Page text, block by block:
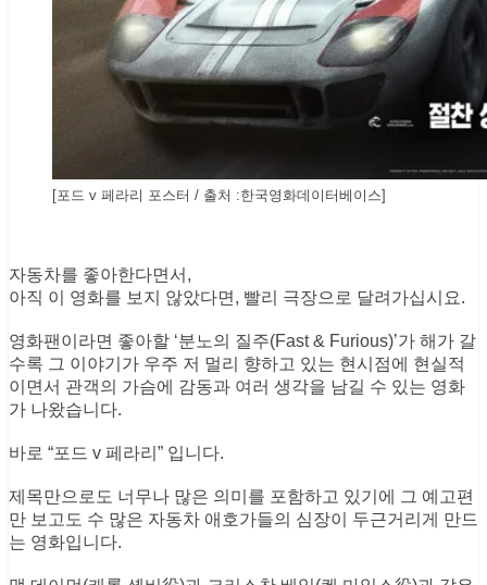
자동차를 좋아한다면서,
아직 이 영화를 보지 않았다면, 빨리 극장으로 달려가십시요.
영화팬이라면 좋아할 ‘분노의 질주(Fast & Furious)’가 해가 갈
이면서 관객의 가슴에 감동과 여러 생각을 남길 수 있는 영화
가 나왔습니다.
제목만으로도 너무나 많은 의미를 포함하고 있기에 그 예고편
만 보고도 수 많은 자동차 애호가들의 심장이 두근거리게 만드
맷 데이먼(캐롤 셸비役)과 크리스찬 베일(켄 마일스役)과 같은
배우가 화면을 가득 채우고 우렁찬 자연흡기엔진의 배기음이
스피커를 진동 시키는 예고편에서 수 많은 상상을 하게 만들며
드에 열광하는 그런 영화이기 보다는 이 영화가 만들어지게 될
만큼 포드와 페라리의 자동차에 대한 관념의 차이와 유럽과 아
메리카 대륙의 팽팽한 자존심 대결, 이윤 추구에 급급한 자본
주의 속에서 주인공들이 자신의 꿈을 쫓아 자기 만족을 통하여